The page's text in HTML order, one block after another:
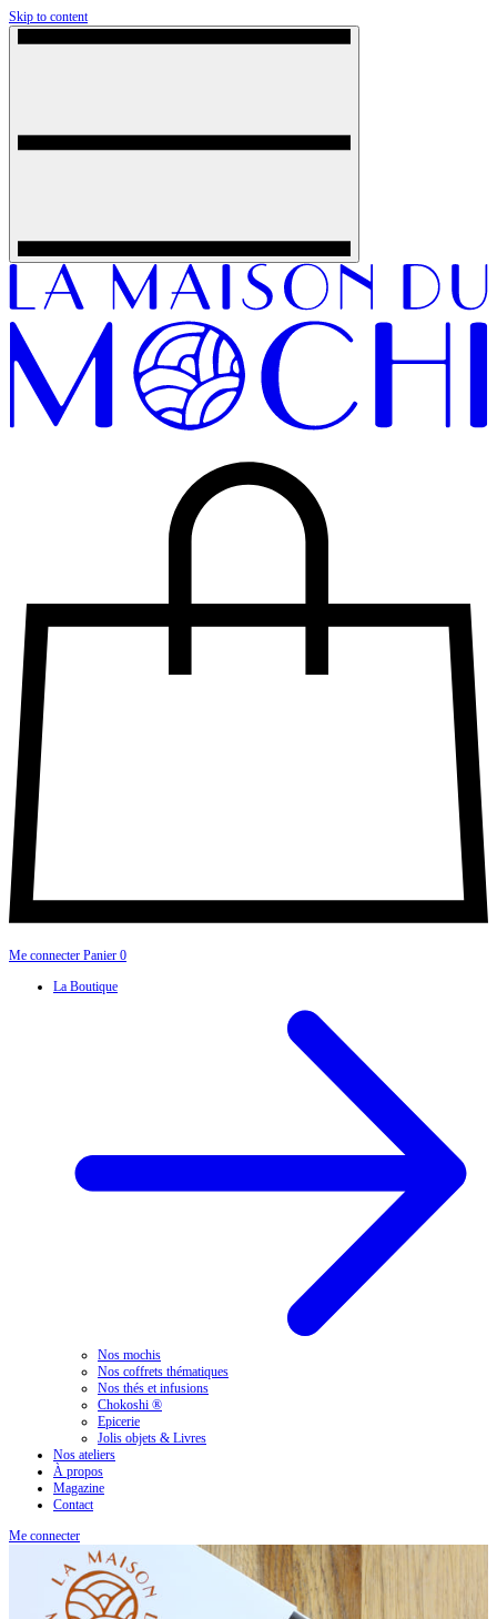
Skip to content
Me connecter Panier 0
La Boutique
Nos mochis
Nos coffrets thématiques
Nos thés et infusions
Chokoshi ®
Epicerie
Jolis objets & Livres
Nos ateliers
À propos
Magazine
Contact
Me connecter